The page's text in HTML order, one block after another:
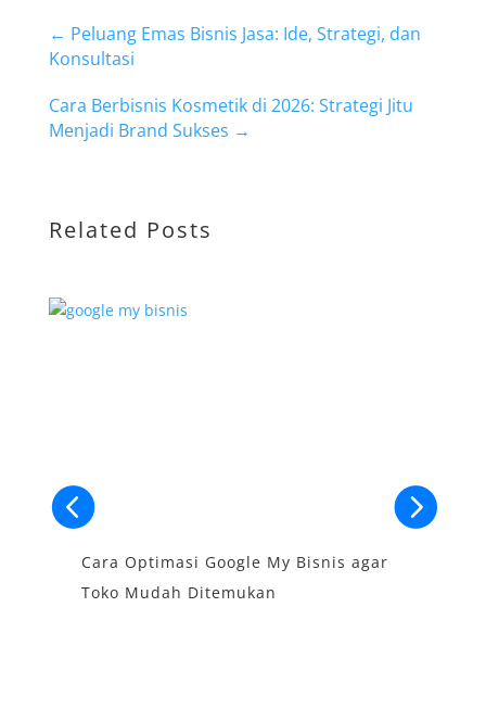
← Peluang Emas Bisnis Jasa: Ide, Strategi, dan
Konsultasi
Cara Berbisnis Kosmetik di 2026: Strategi Jitu
Menjadi Brand Sukses →
Related Posts
Cara Optimasi Google My Bisnis agar
Toko Mudah Ditemukan